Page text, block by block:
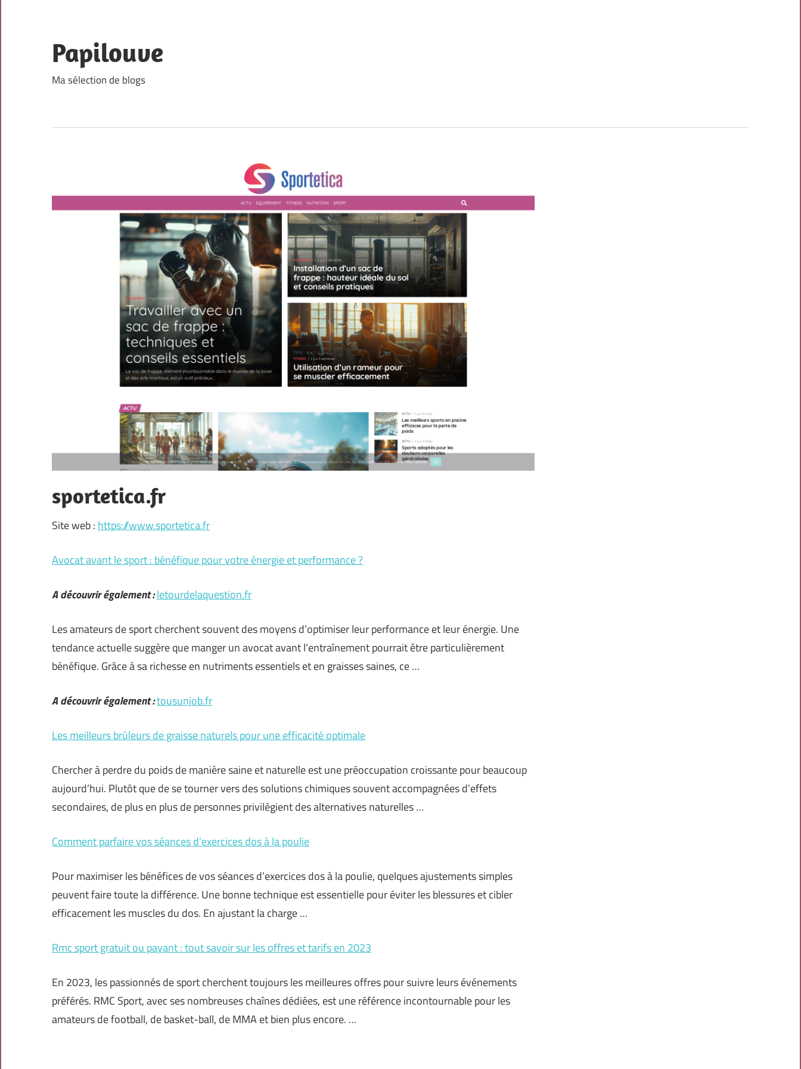
content
Papilouve
Ma sélection de blogs
sportetica.fr
Site web : https://www.sportetica.fr
Avocat avant le sport : bénéfique pour votre énergie et performance ?
A découvrir également :letourdelaquestion.fr
Les amateurs de sport cherchent souvent des moyens d’optimiser leur performance et leur énergie. Une
tendance actuelle suggère que manger un avocat avant l’entraînement pourrait être particulièrement
bénéfique. Grâce à sa richesse en nutriments essentiels et en graisses saines, ce …
A découvrir également :tousunjob.fr
Les meilleurs brûleurs de graisse naturels pour une efficacité optimale
Chercher à perdre du poids de manière saine et naturelle est une préoccupation croissante pour beaucoup
aujourd’hui. Plutôt que de se tourner vers des solutions chimiques souvent accompagnées d’effets
secondaires, de plus en plus de personnes privilégient des alternatives naturelles …
Comment parfaire vos séances d’exercices dos à la poulie
Pour maximiser les bénéfices de vos séances d’exercices dos à la poulie, quelques ajustements simples
peuvent faire toute la différence. Une bonne technique est essentielle pour éviter les blessures et cibler
efficacement les muscles du dos. En ajustant la charge …
Rmc sport gratuit ou payant : tout savoir sur les offres et tarifs en 2023
En 2023, les passionnés de sport cherchent toujours les meilleures offres pour suivre leurs événements
préférés. RMC Sport, avec ses nombreuses chaînes dédiées, est une référence incontournable pour les
amateurs de football, de basket-ball, de MMA et bien plus encore. …